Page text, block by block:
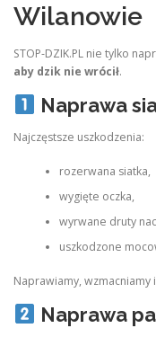
Wilanowie
STOP‑DZIK.PL nie tylko
aby dzik nie wrócił.
Naprawa
Najczęstsze uszkodzenia:
rozerwana siatka,
wygięte oczka,
wyrwane druty
uszkodzone
Naprawiamy,
Naprawa